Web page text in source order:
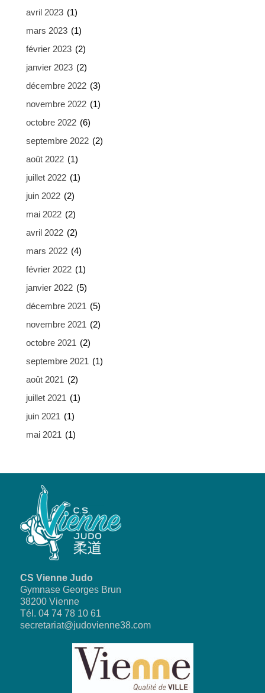
avril 2023 (1)
mars 2023 (1)
février 2023 (2)
janvier 2023 (2)
décembre 2022 (3)
novembre 2022 (1)
octobre 2022 (6)
septembre 2022 (2)
août 2022 (1)
juillet 2022 (1)
juin 2022 (2)
mai 2022 (2)
avril 2022 (2)
mars 2022 (4)
février 2022 (1)
janvier 2022 (5)
décembre 2021 (5)
novembre 2021 (2)
octobre 2021 (2)
septembre 2021 (1)
août 2021 (2)
juillet 2021 (1)
juin 2021 (1)
mai 2021 (1)
CS Vienne Judo
Gymnase Georges Brun
38200 Vienne
Tél. 04 74 78 10 61
secretariat@judovienne38.com